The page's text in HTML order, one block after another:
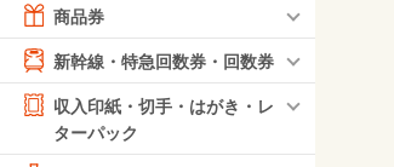
商品券
新幹線・特急回数券・回数券
収入印紙・切手・はがき・レ
ターパック